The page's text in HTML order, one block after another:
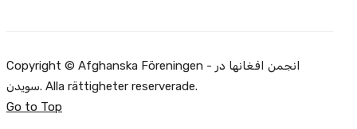
Copyright © Afghanska Föreningen - انجمن افغانها در
سویدن. Alla rättigheter reserverade.
Go to Top